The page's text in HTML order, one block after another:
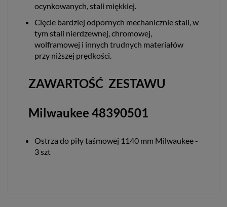
ocynkowanych, stali miękkiej.
Cięcie bardziej odpornych mechanicznie stali, w
tym stali nierdzewnej, chromowej,
wolframowej i innych trudnych materiałów
przy niższej prędkości.
ZAWARTOŚĆ ZESTAWU
Milwaukee 48390501
Ostrza do piły taśmowej 1140 mm Milwaukee -
3 szt